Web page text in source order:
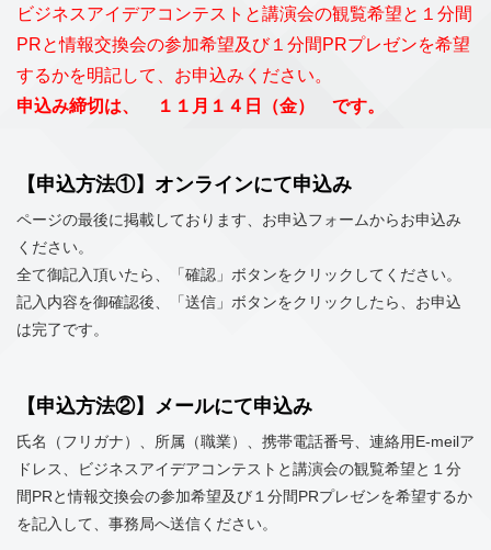
ビジネスアイデアコンテストと講演会の観覧希望と１分間
PRと情報交換会の参加希望及び１分間PRプレゼンを希望
するかを明記して、お申込みください。
申込み締切は、 １１月１４日（金） です。
【申込方法①】オンラインにて申込み
ページの最後に掲載しております、お申込フォームからお申込み
ください。
全て御記入頂いたら、「確認」ボタンをクリックしてください。
記入内容を御確認後、「送信」ボタンをクリックしたら、お申込
は完了です。
【申込方法②】メールにて申込み
氏名（フリガナ）、所属（職業）、携帯電話番号、連絡用E-meilア
ドレス、ビジネスアイデアコンテストと講演会の観覧希望と１分
間PRと情報交換会の参加希望及び１分間PRプレゼンを希望するか
を記入して、事務局へ送信ください。